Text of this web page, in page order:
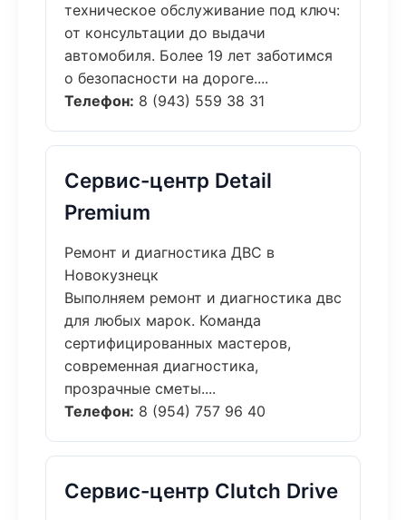
техническое обслуживание под ключ:
от консультации до выдачи
автомобиля. Более 19 лет заботимся
о безопасности на дороге....
Телефон: 8 (943) 559 38 31
Сервис-центр Detail
Premium
Ремонт и диагностика ДВС в
Новокузнецк
Выполняем ремонт и диагностика двс
для любых марок. Команда
сертифицированных мастеров,
современная диагностика,
прозрачные сметы....
Телефон: 8 (954) 757 96 40
Сервис-центр Clutch Drive